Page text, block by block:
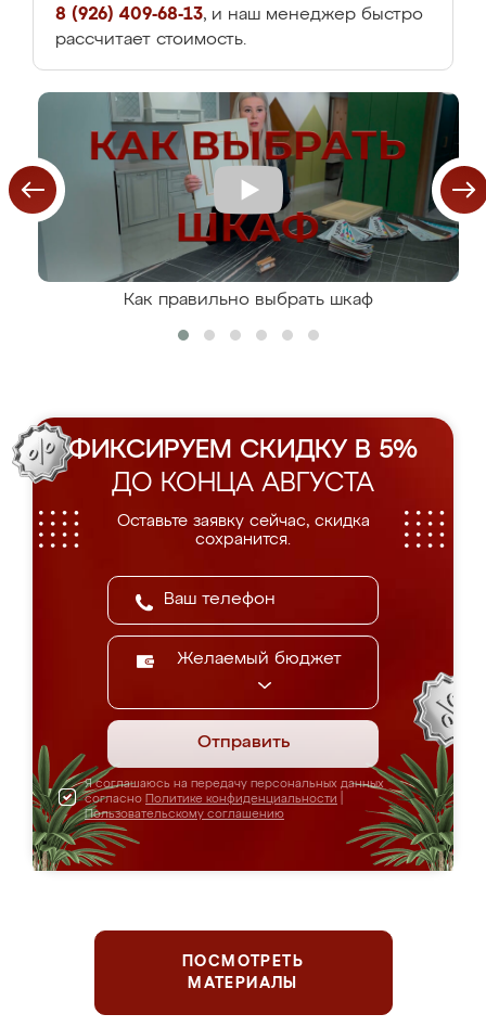
8 (926) 409-68-13, и наш менеджер быстро
рассчитает стоимость.
Как правильно выбрать шкаф
ФИКСИРУЕМ СКИДКУ В 5%
ДО КОНЦА АВГУСТА
Оставьте заявку сейчас, скидка
сохранится.
Желаемый бюджет
Отправить
Я соглашаюсь на передачу персональных данных
согласно Политике конфиденциальности
Пользовательскому соглашению
ПОСМОТРЕТЬ
МАТЕРИАЛЫ